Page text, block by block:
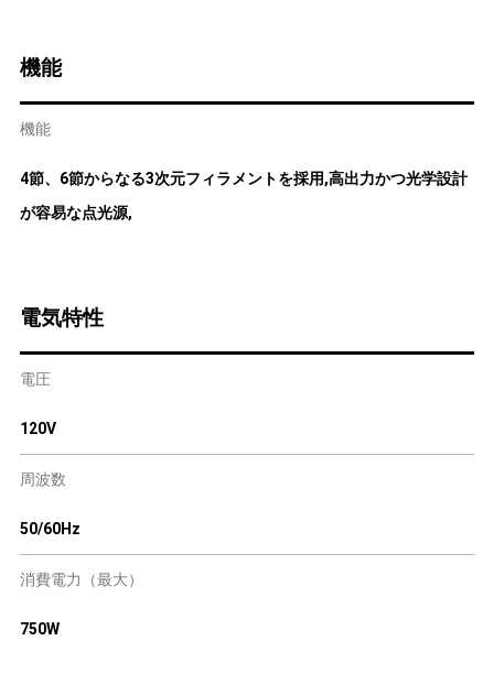
機能
機能
4節、6節からなる3次元フィラメントを採用,高出力かつ光学設計
が容易な点光源,
電気特性
電圧
120V
周波数
50/60Hz
消費電力（最大）
750W